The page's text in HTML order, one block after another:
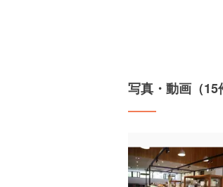
写真・動画（15